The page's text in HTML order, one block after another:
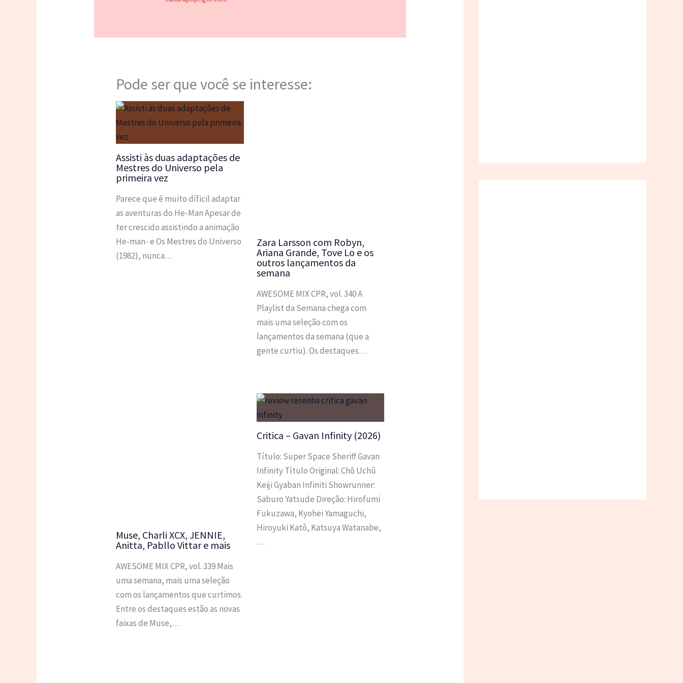
Pode ser que você se interesse:
Assisti às duas adaptações de
Mestres do Universo pela
primeira vez
Parece que é muito díficil adaptar
as aventuras do He-Man Apesar de
ter crescido assistindo a animação
He-man- e Os Mestres do Universo
(1982), nunca…
Zara Larsson com Robyn,
Ariana Grande, Tove Lo e os
outros lançamentos da
semana
AWESOME MIX CPR, vol. 340 A
Playlist da Semana chega com
mais uma seleção com os
lançamentos da semana (que a
gente curtiu). Os destaques…
Muse, Charli XCX, JENNIE,
Anitta, Pabllo Vittar e mais
AWESOME MIX CPR, vol. 339 Mais
uma semana, mais uma seleção
com os lançamentos que curtimos.
Entre os destaques estão as novas
faixas de Muse,…
Critica – Gavan Infinity (2026)
Título: Super Space Sheriff Gavan
Infinity Título Original: Chô Uchû
Keiji Gyaban Infiniti Showrunner:
Saburo Yatsude Direção: Hirofumi
Fukuzawa, Kyohei Yamaguchi,
Hiroyuki Katô, Katsuya Watanabe,
…